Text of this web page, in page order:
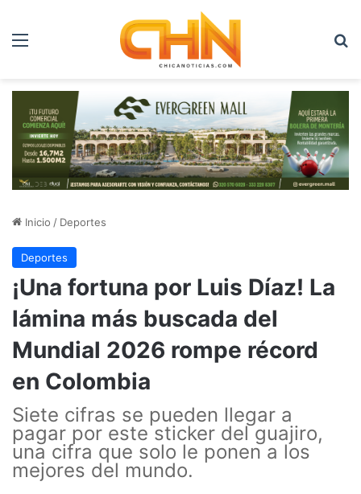
Menú
Inicio / Deportes
Deportes
¡Una fortuna por Luis Díaz! La
lámina más buscada del
Mundial 2026 rompe récord
en Colombia
Siete cifras se pueden llegar a
pagar por este sticker del guajiro,
una cifra que solo le ponen a los
mejores del mundo.